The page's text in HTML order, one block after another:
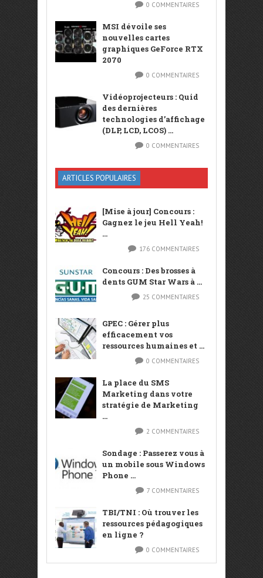
0 COMMENTAIRES
MSI dévoile ses
nouvelles cartes
graphiques GeForce RTX
2070
0 COMMENTAIRES
Vidéoprojecteurs : Quid
des dernières
technologies d’affichage
(DLP, LCD, LCOS) ...
0 COMMENTAIRES
ARTICLES POPULAIRES
[Mise à jour] Concours :
Gagnez le jeu Hell Yeah!
...
176 COMMENTAIRES
Concours : Des brosses à
dents GUM Star Wars à ...
25 COMMENTAIRES
GPEC : Gérer plus
efficacement vos
ressources humaines et ...
0 COMMENTAIRES
La place du SMS
Marketing dans votre
stratégie de Marketing
...
2 COMMENTAIRES
Sondage : Passerez vous à
un mobile sous Windows
Phone ...
7 COMMENTAIRES
TBI/TNI : Où trouver les
ressources pédagogiques
en ligne ?
0 COMMENTAIRES